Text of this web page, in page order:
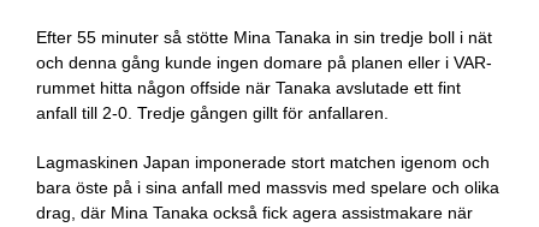
Efter 55 minuter så stötte Mina Tanaka in sin tredje boll i nät
och denna gång kunde ingen domare på planen eller i VAR-
rummet hitta någon offside när Tanaka avslutade ett fint
anfall till 2-0. Tredje gången gillt för anfallaren.
Lagmaskinen Japan imponerade stort matchen igenom och
bara öste på i sina anfall med massvis med spelare och olika
drag, där Mina Tanaka också fick agera assistmakare när